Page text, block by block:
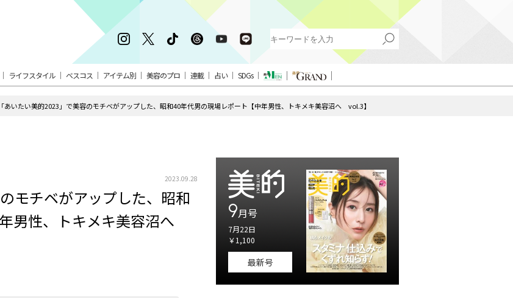
ライフスタイル ベスコス アイテム別 美容のプロ 連載 占い SDGs
「あいたい美的2023」で美容のモチベがアップした、昭和40年代男の現場レポート【中年男性、トキメキ美容沼へ vol.3】
2023.09.28
モチベがアップした、昭和
男性、トキメキ美容沼へ
9月号
7月22日
￥1,100
最新号